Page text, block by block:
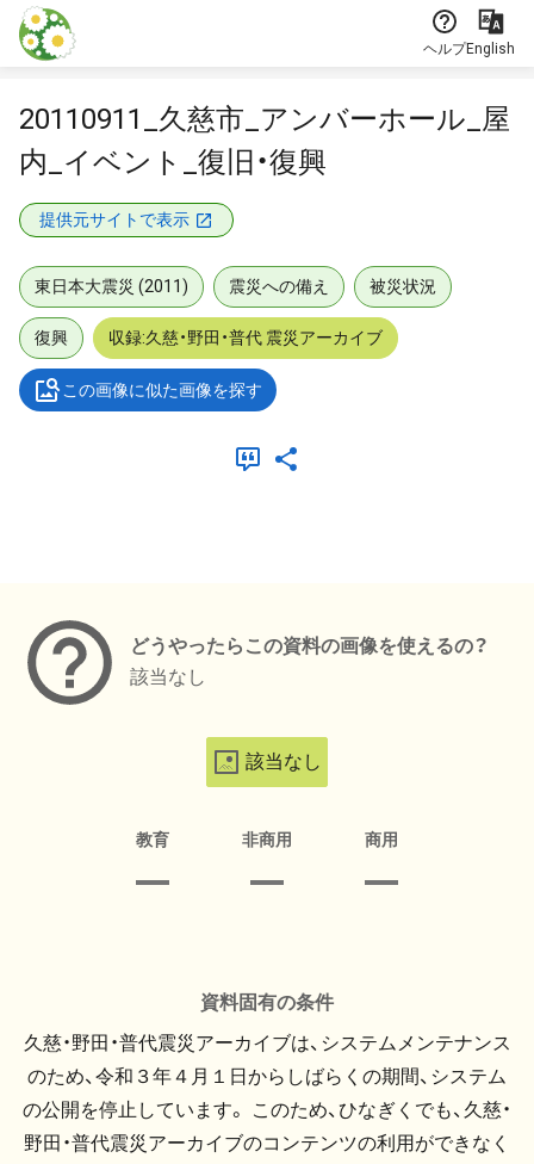
本文に飛ぶ
ヘルプEnglish
20110911_久慈市_アンバーホール_屋
内_イベント_復旧・復興
提供元サイトで表示
東日本大震災 (2011) 震災への備え 被災状況
復興 収録:久慈・野田・普代 震災アーカイブ
この画像に似た画像を探す
どうやったらこの資料の画像を使えるの？
該当なし
該当なし
教育 非商用 商用
資料固有の条件
久慈・野田・普代震災アーカイブは、システムメンテナンス
のため、令和３年４月１日からしばらくの期間、システム
の公開を停止しています。 このため、ひなぎくでも、久慈・
野田・普代震災アーカイブのコンテンツの利用ができなく